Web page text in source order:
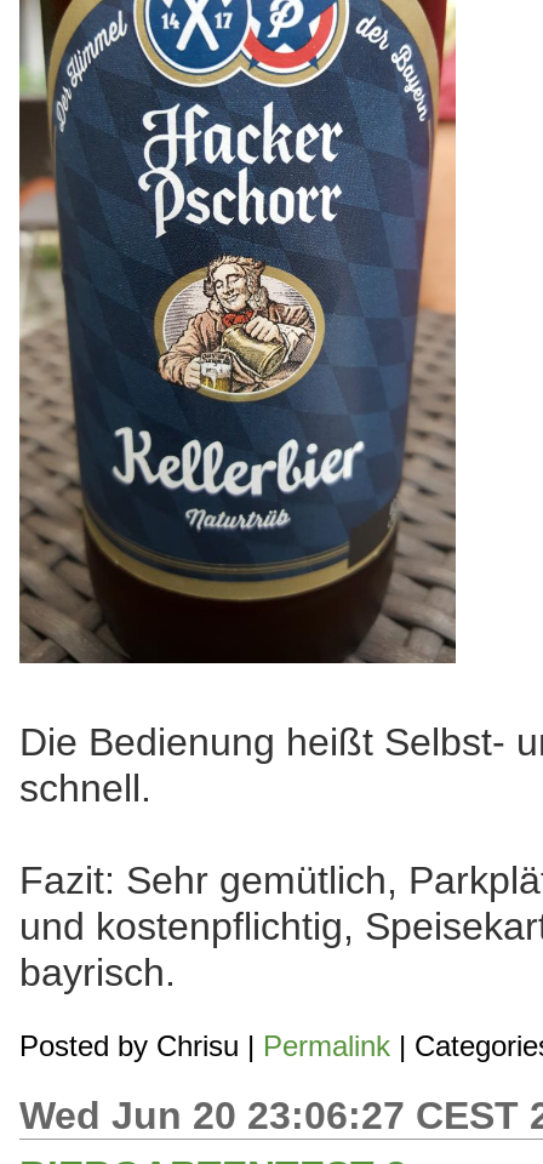
Die Bedienung heißt Selbst-
schnell.
Fazit: Sehr gemütlich,
und kostenpflichtig,
bayrisch.
Posted by Chrisu | Permalink |
Wed Jun 20 23:06:27 CEST